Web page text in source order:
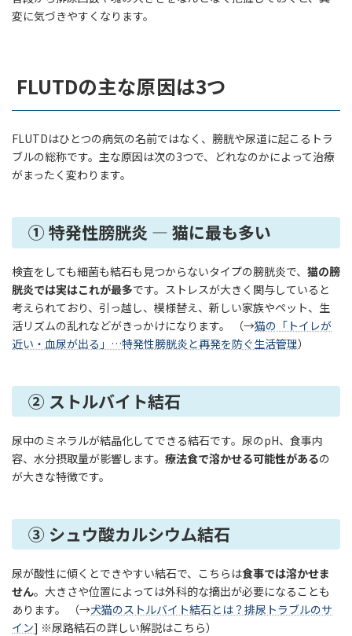
変に気づきやすくなります。
FLUTDの主な原因は3つ
FLUTDはひとつの病気の名前ではなく、膀胱や尿道に起こるトラ
ブルの総称です。主な原因は次の3つで、どれなのかによって治療
がまったく変わります。
① 特発性膀胱炎 — 猫に最も多い
検査をしても細菌も結石も見つからないタイプの膀胱炎で、 猫の膀
胱炎では実はこれが最多です。ストレスが大きく関与していると
考えられており、引っ越し、模様替え、新しい家族やペット、生
活リズムの乱れなどがきっかけになります。 （→猫の「トイレが
近い・血尿が出る」…特発性膀胱炎と再発を防ぐ生活管理）
② ストルバイト結石
尿中のミネラルが結晶化してできる結石です。尿のpH、食事内
容、水分摂取量が影響します。 療法食で溶かせる可能性があるの
が大きな特徴です。
③ シュウ酸カルシウム結石
尿が酸性に傾くとできやすい結石で、こちらは食事では溶かせま
せん。大きさや位置によっては外科的な摘出が必要になることも
あります。 （→犬猫のストルバイト結石とは？排尿トラブルのサ
イン] ※尿路結石の詳しい解説はこちら）